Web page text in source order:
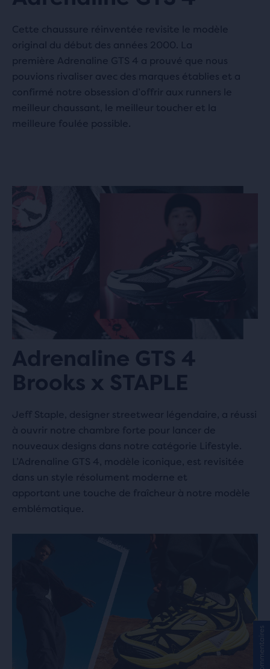
Cette chaussure réinventée revisite le modèle
original du début des années 2000. La
première Adrenaline GTS 4 a prouvé que nous
pouvions rivaliser avec des marques établies et a
confirmé notre obsession d’offrir aux runners le
meilleur chaussant, le meilleur toucher et la
meilleure foulée possible.
Adrenaline GTS 4
Brooks x STAPLE
Jeff Staple, designer streetwear légendaire, a réussi
à ouvrir notre chambre forte pour lancer de
nouveaux designs dans notre catégorie Lifestyle.
L’Adrenaline GTS 4, modèle iconique, est revisitée
dans un style résolument moderne et
apportant une touche de fraîcheur à notre modèle
emblématique.
Commentaires